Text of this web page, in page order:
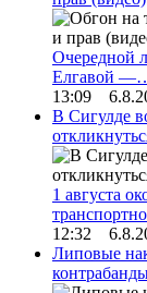
Очередной
Елгавой
13:09
В Сигулде
1 августа
12:32
Липовые